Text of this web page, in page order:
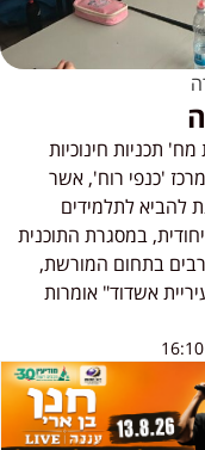
תכניות חינוכיות
'כנפי רוח', אשר
להביא לתלמידים
במסגרת התוכנית
רבים בתחום המורשת,
אשדוד" אומרות
16:10